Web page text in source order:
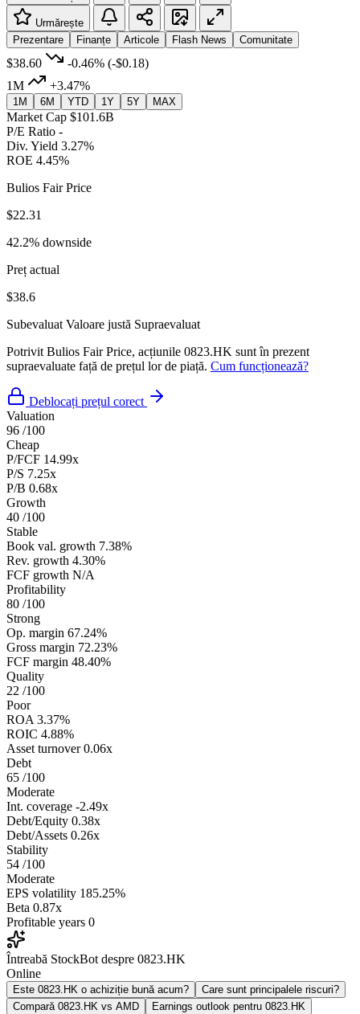
Urmărește
Prezentare
Finanțe Articole Flash News Comunitate
$38.60 -0.46% (-$0.18)
1M
+3.47%
1M 6M YTD 1Y 5Y MAX
Market Cap $101.6B
P/E Ratio -
Div. Yield 3.27%
ROE 4.45%
Bulios Fair Price
$22.31
42.2% downside
Preț actual
$38.6
Subevaluat Valoare justă Supraevaluat
Potrivit Bulios Fair Price, acțiunile 0823.HK sunt în prezent
supraevaluate față de prețul lor de piață. Cum funcționează?
Deblocați prețul corect
Valuation
96 /100
Cheap
P/FCF 14.99x
P/S 7.25x
P/B 0.68x
Growth
40 /100
Stable
Book val. growth 7.38%
Rev. growth 4.30%
FCF growth N/A
Profitability
80 /100
Strong
Op. margin 67.24%
Gross margin 72.23%
FCF margin 48.40%
Quality
22 /100
Poor
ROA 3.37%
ROIC 4.88%
Asset turnover 0.06x
Debt
65 /100
Moderate
Int. coverage -2.49x
Debt/Equity 0.38x
Debt/Assets 0.26x
Stability
54 /100
Moderate
EPS volatility 185.25%
Beta 0.87x
Profitable years 0
Întreabă StockBot despre 0823.HK
Online
Este 0823.HK o achiziție bună acum?
Care sunt principalele riscuri?
Compară 0823.HK vs AMD
Earnings outlook pentru 0823.HK